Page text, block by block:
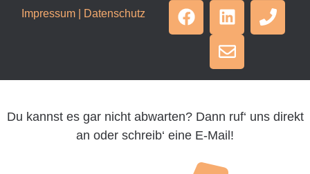
Impressum| Datenschutz
Du kannst es gar nicht abwarten? Dann ruf‘ uns direkt
an oder schreib‘ eine E-Mail!